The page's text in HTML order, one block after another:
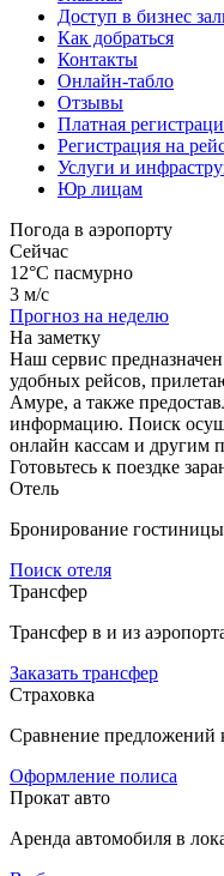
Доступ в бизнес
Как добраться
Контакты
Онлайн-табло
Отзывы
Платная
Регистрация на
Услуги и
Юр лицам
Погода в аэропорту
Сейчас
12°C пасмурно
3 м/с
Прогноз на неделю
На заметку
Наш сервис
удобных рейсов,
Амуре, а также
информацию. Поиск
онлайн кассам и другим
Готовьтесь к поездке
Отель
Бронирование
Поиск отеля
Трансфер
Трансфер в и из
Заказать трансфер
Страховка
Сравнение предложений
Оформление полиса
Прокат авто
Аренда автомобиля в